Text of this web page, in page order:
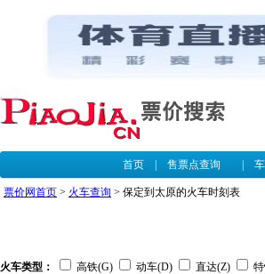
首页| 售票点查询
票价网首页 > 火车查询 > 保定到太原的火车时刻表
火车类型：
高铁(G) 动车(D) 直达(Z)